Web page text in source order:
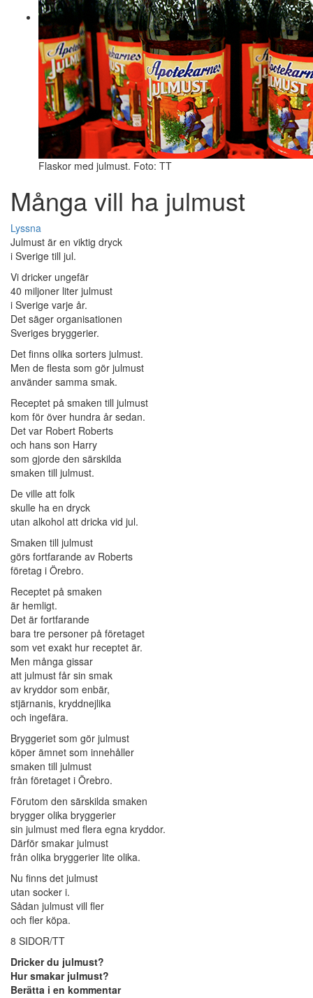
Flaskor med julmust. Foto: TT
Många vill ha julmust
Lyssna
Julmust är en viktig dryck
i Sverige till jul.
Vi dricker ungefär
40 miljoner liter julmust
i Sverige varje år.
Det säger organisationen
Sveriges bryggerier.
Det finns olika sorters julmust.
Men de flesta som gör julmust
använder samma smak.
Receptet på smaken till julmust
kom för över hundra år sedan.
Det var Robert Roberts
och hans son Harry
som gjorde den särskilda
smaken till julmust.
De ville att folk
skulle ha en dryck
utan alkohol att dricka vid jul.
Smaken till julmust
görs fortfarande av Roberts
företag i Örebro.
Receptet på smaken
är hemligt.
Det är fortfarande
bara tre personer på företaget
som vet exakt hur receptet är.
Men många gissar
att julmust får sin smak
av kryddor som enbär,
stjärnanis, kryddnejlika
och ingefära.
Bryggeriet som gör julmust
köper ämnet som innehåller
smaken till julmust
från företaget i Örebro.
Förutom den särskilda smaken
brygger olika bryggerier
sin julmust med flera egna kryddor.
Därför smakar julmust
från olika bryggerier lite olika.
Nu finns det julmust
utan socker i.
Sådan julmust vill fler
och fler köpa.
8 SIDOR/TT
Dricker du julmust?
Hur smakar julmust?
Berätta i en kommentar